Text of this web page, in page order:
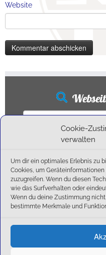
Cookie-
verwalten
Um dir ein optimales Erlebnis zu
Cookies, um
zuzugreifen. Wenn du diesen
wie das Surfverhalten oder
Wenn du deine Zustimmung
bestimmte Merkmale und
Website
Suchen
6:1-Triumph im Heimfinale: Der SC
Start